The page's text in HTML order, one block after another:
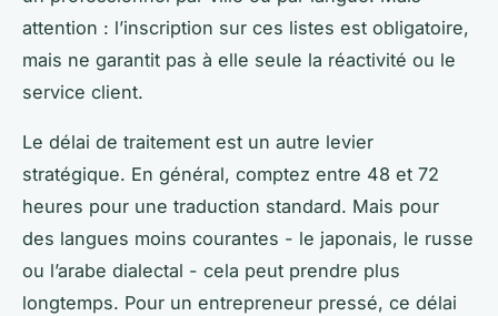
attention : l’inscription sur ces listes est obligatoire,
mais ne garantit pas à elle seule la réactivité ou le
service client.
Le délai de traitement est un autre levier
stratégique. En général, comptez entre 48 et 72
heures pour une traduction standard. Mais pour
des langues moins courantes - le japonais, le russe
ou l’arabe dialectal - cela peut prendre plus
longtemps. Pour un entrepreneur pressé, ce délai